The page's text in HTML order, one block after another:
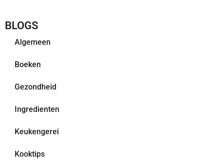
BLOGS
Algemeen
Boeken
Gezondheid
Ingredienten
Keukengerei
Kooktips